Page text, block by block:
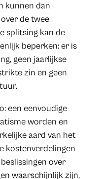
kunnen dan
de twee
splitsing kan de
beperken: er is
geen jaarlijkse
zin en geen
een eenvoudige
worden en
aard van het
kostenverdelingen
over
waarschijnlijk zijn,